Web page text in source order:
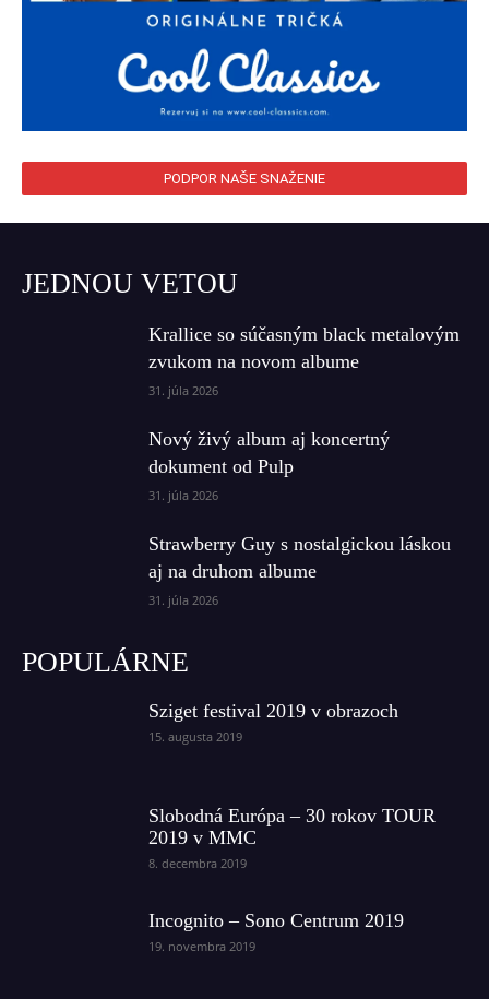
PODPOR NAŠE SNAŽENIE
JEDNOU VETOU
Krallice so súčasným black metalovým
zvukom na novom albume
31. júla 2026
Nový živý album aj koncertný
dokument od Pulp
31. júla 2026
Strawberry Guy s nostalgickou láskou
aj na druhom albume
31. júla 2026
POPULÁRNE
Sziget festival 2019 v obrazoch
15. augusta 2019
Slobodná Európa – 30 rokov TOUR
2019 v MMC
8. decembra 2019
Incognito – Sono Centrum 2019
19. novembra 2019